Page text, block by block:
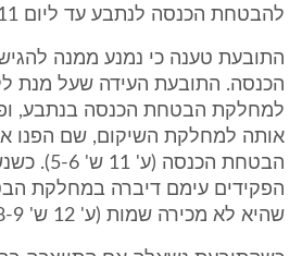
להבטחת הכנסה לנתבע עד ליום 11.8.11.
התובעת טענה כי נמנע ממנה
הכנסה. התובעת העידה שעל מנת
למחלקת הבטחת הכנסה בנתבע,
אותה למחלקת השיקום, שם הפנו
הבטחת
הפקידים עימם דיברה במחלקת
שהיא לא מכירה שמות (ע' 12 ש' 8-9).